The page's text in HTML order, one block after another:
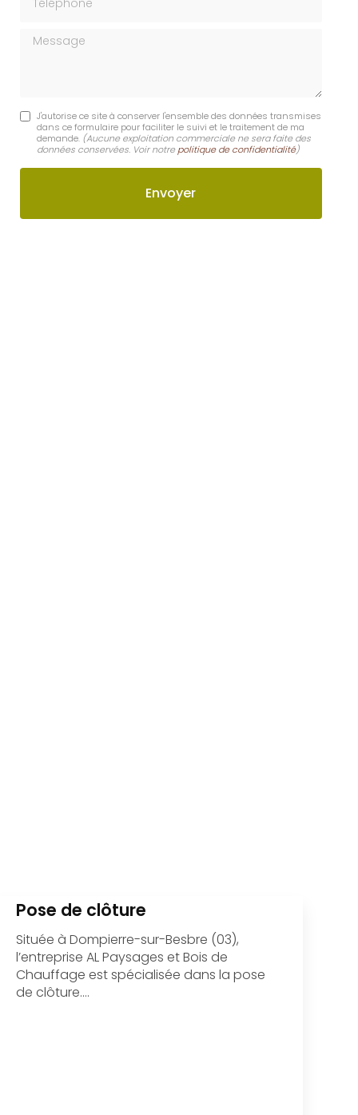
Message
J'autorise ce site à conserver l'ensemble des données transmises
dans ce formulaire pour faciliter le suivi et le traitement de ma
demande. (Aucune exploitation commerciale ne sera faite des
données conservées. Voir notre politique de confidentialité)